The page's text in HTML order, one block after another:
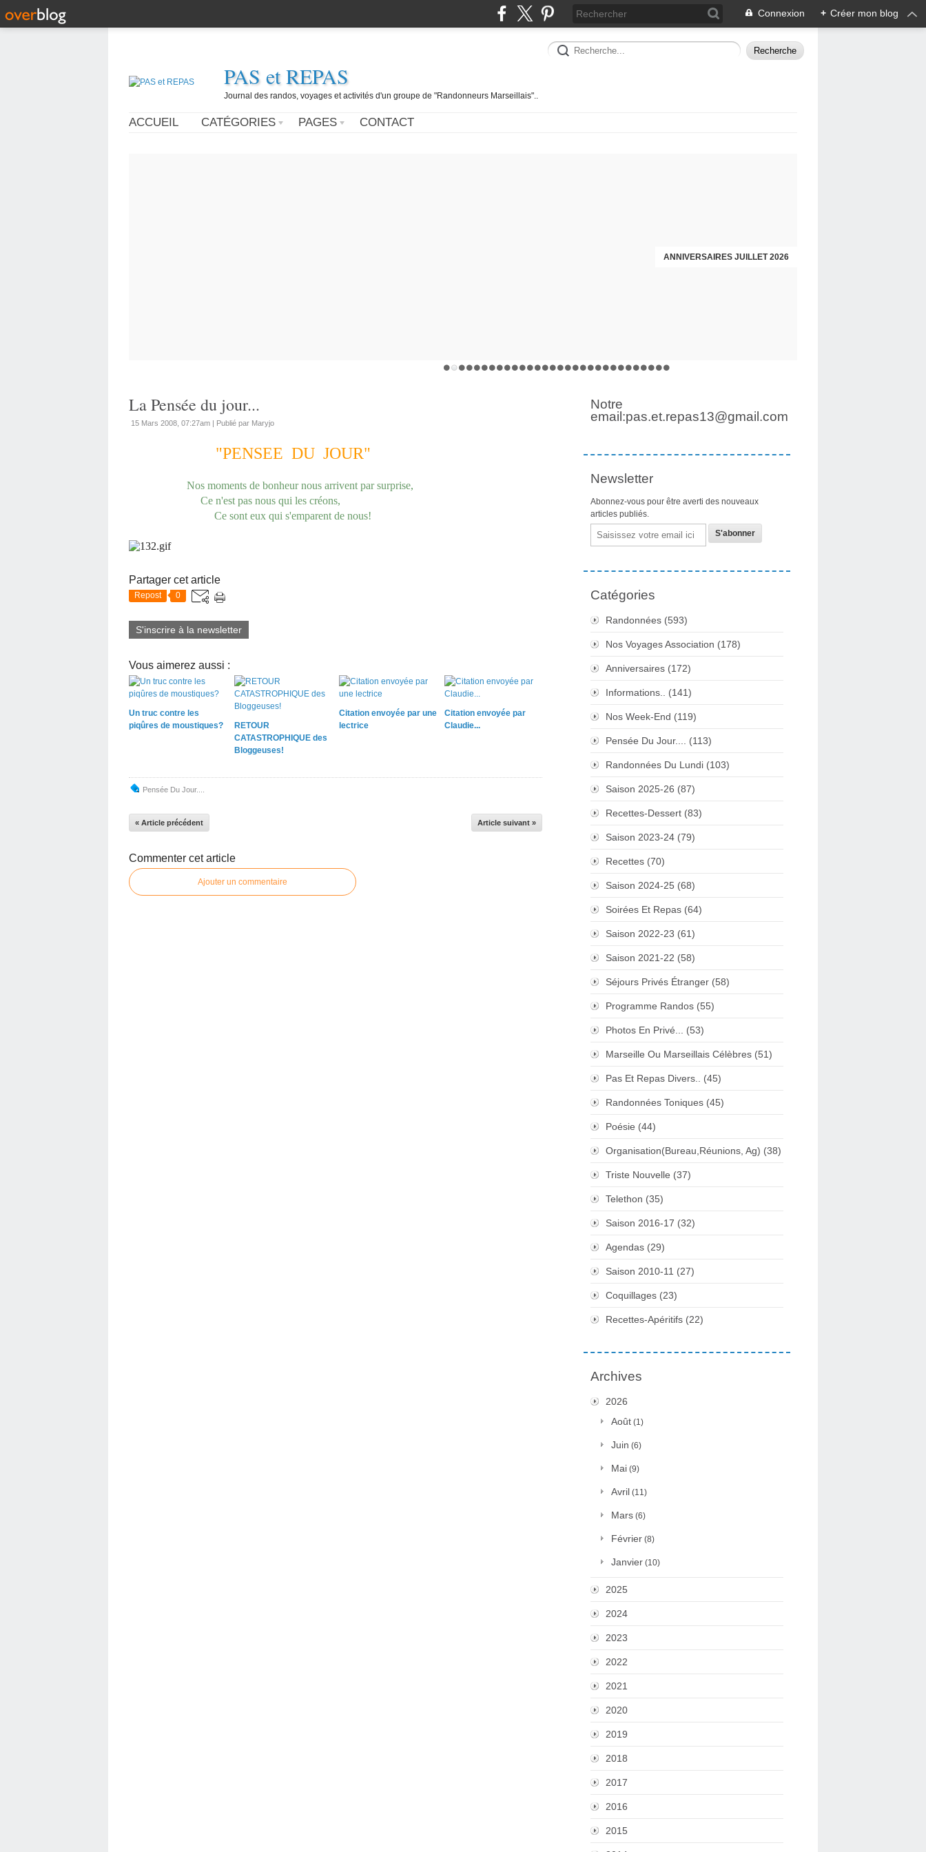
Connexion + Créer mon blog
PAS et REPAS
Journal des randos, voyages et activités d'un groupe de "Randonneurs Marseillais"..
ACCUEIL CATÉGORIES PAGES CONTACT
ANNIVERSAIRES JUILLET 2026
La Pensée du jour...
15 Mars 2008, 07:27am | Publié par Maryjo
"PENSEE DU JOUR"
Nos moments de bonheur nous arrivent par surprise,
Ce n'est pas nous qui les créons,
Ce sont eux qui s'emparent de nous!
Partager cet article
Repost 0
S'inscrire à la newsletter
Vous aimerez aussi :
Un truc contre les
piqûres de moustiques?
RETOUR
CATASTROPHIQUE des
Bloggeuses!
Citation envoyée par une
lectrice
Citation envoyée par
Claudie...
Pensée Du Jour....
« Article précédent Article suivant »
Commenter cet article
Ajouter un commentaire
Notre
email:pas.et.repas13@gmail.com
Newsletter
Abonnez-vous pour être averti des nouveaux
articles publiés.
Email
Catégories
Randonnées (593)
Nos Voyages Association (178)
Anniversaires (172)
Informations.. (141)
Nos Week-End (119)
Pensée Du Jour.... (113)
Randonnées Du Lundi (103)
Saison 2025-26 (87)
Recettes-Dessert (83)
Saison 2023-24 (79)
Recettes (70)
Saison 2024-25 (68)
Soirées Et Repas (64)
Saison 2022-23 (61)
Saison 2021-22 (58)
Séjours Privés Étranger (58)
Programme Randos (55)
Photos En Privé... (53)
Marseille Ou Marseillais Célèbres (51)
Pas Et Repas Divers.. (45)
Randonnées Toniques (45)
Poésie (44)
Organisation(Bureau,Réunions, Ag) (38)
Triste Nouvelle (37)
Telethon (35)
Saison 2016-17 (32)
Agendas (29)
Saison 2010-11 (27)
Coquillages (23)
Recettes-Apéritifs (22)
Archives
2026
Août (1)
Juin (6)
Mai (9)
Avril (11)
Mars (6)
Février (8)
Janvier (10)
2025
2024
2023
2022
2021
2020
2019
2018
2017
2016
2015